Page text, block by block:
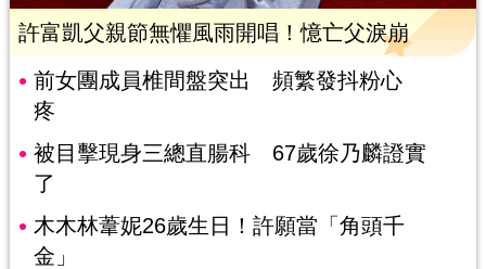
許富凱父親節無懼風雨開唱！憶亡父淚崩
前女團成員椎間盤突出 頻繁發抖粉心
疼
被目擊現身三總直腸科 67歲徐乃麟證實
了
木木林葦妮26歲生日！許願當「角頭千
金」